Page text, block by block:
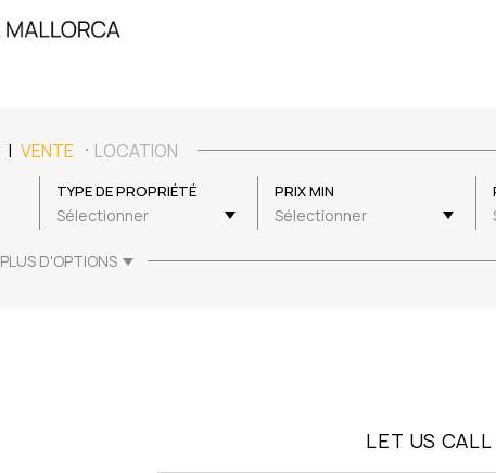
| VENTE LOCATION
TYPE DE PROPRIÉTÉ
Sélectionner
PRIX MIN
Sélectionner
PLUS D'OPTIONS
LET US CALL